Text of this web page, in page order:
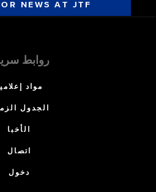
NEWS AT JTF
روابط
مواد
الجدول
الأخبا
اتصال
دخول